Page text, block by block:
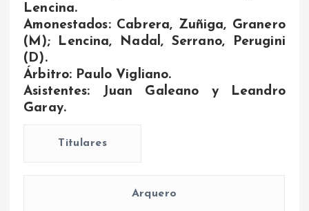
Lencina.
Amonestados: Cabrera, Zuñiga, Granero
(M); Lencina, Nadal, Serrano, Perugini
(D).
Árbitro: Paulo Vigliano.
Asistentes: Juan Galeano y Leandro
Garay.
Titulares
Arquero